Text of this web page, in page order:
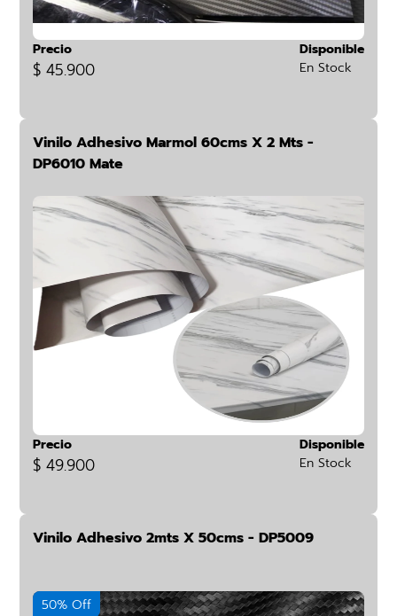
Precio
$ 45.900
Disponible
En Stock
Vinilo Adhesivo Marmol 60cms X 2 Mts -
DP6010 Mate
Precio
$ 49.900
Disponible
En Stock
Vinilo Adhesivo 2mts X 50cms - DP5009
50% Off